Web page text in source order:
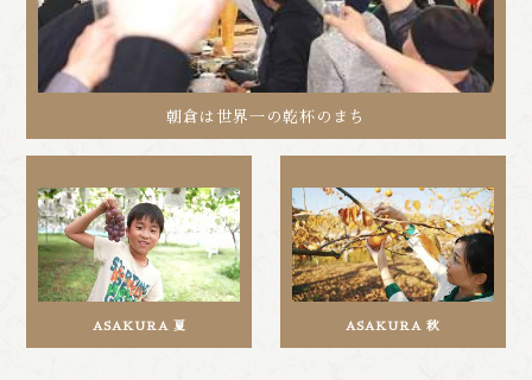
朝倉は世界一の乾杯のまち
ASAKURA 夏 ASAKURA 秋